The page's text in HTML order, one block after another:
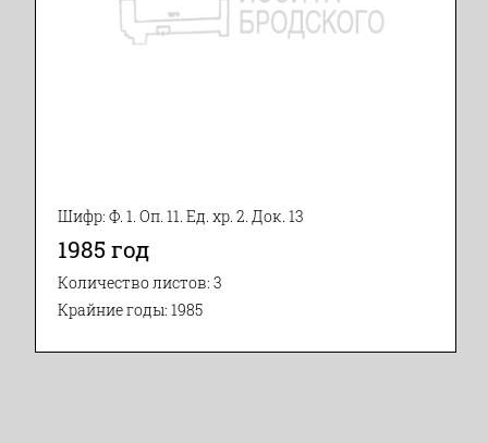
Шифр: Ф. 1. Оп. 11. Ед. хр. 2. Док. 13
1985 год
Количество листов: 3
Крайние годы: 1985